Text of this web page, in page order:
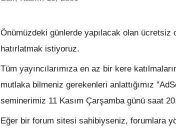
Önümüzdeki günlerde yapılacak olan
hatırlatmak istiyoruz.
Tüm yayıncılarımıza en az bir kere
mutlaka bilmeniz gerekenleri anlattığımız
seminerimiz 11 Kasım Çarşamba günü saat
Eğer bir forum sitesi sahibiyseniz, forumlara